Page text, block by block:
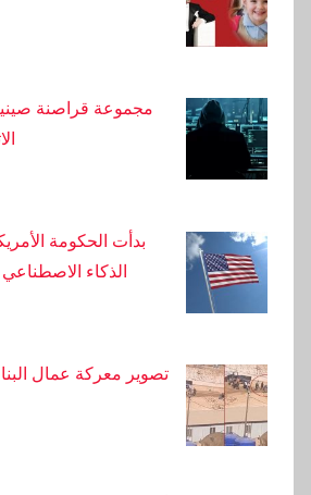
أصدر مكتب محافظ أضنة بيانًا
مجموعة قراصنة
بدأت الحكومة
الذكاء
تصوير معركة عمال